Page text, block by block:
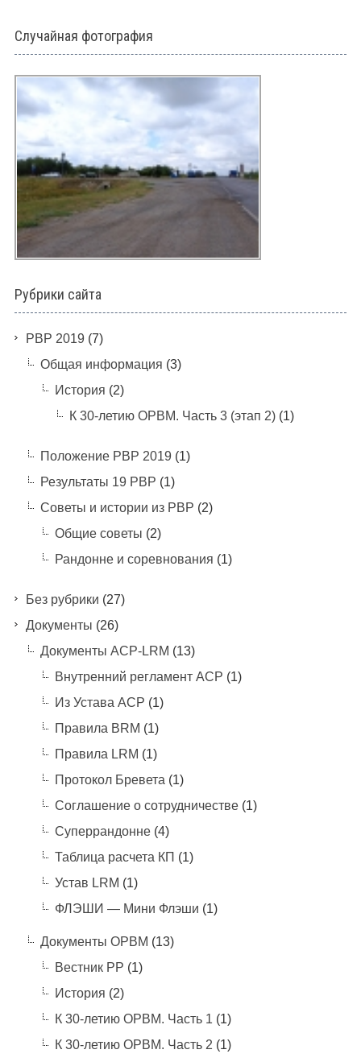
Случайная фотография
Рубрики сайта
PBP 2019 (7)
Общая информация (3)
История (2)
К 30-летию ОРВМ. Часть 3 (этап 2)(1)
Положение РВР 2019 (1)
Результаты 19 РВР (1)
Советы и истории из РВР (2)
Общие советы (2)
Рандонне и соревнования (1)
Без рубрики (27)
Документы (26)
Документы ACP-LRM (13)
Внутренний регламент АСР (1)
Из Устава АСР (1)
Правила BRM (1)
Правила LRM (1)
Протокол Бревета (1)
Соглашение о сотрудничестве(1)
Суперрандонне(4)
Таблица расчета КП (1)
Устав LRM (1)
ФЛЭШИ — Мини Флэши (1)
Документы ОРВМ (13)
Вестник РР (1)
История (2)
К 30-летию ОРВМ. Часть 1 (1)
К 30-летию ОРВМ. Часть 2 (1)